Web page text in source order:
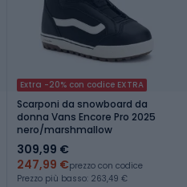
Extra -20% con codice EXTRA
Scarponi da snowboard da
donna Vans Encore Pro 2025
nero/marshmallow
309,99 €
247,99 €prezzo con codice
Prezzo più basso: 263,49 €